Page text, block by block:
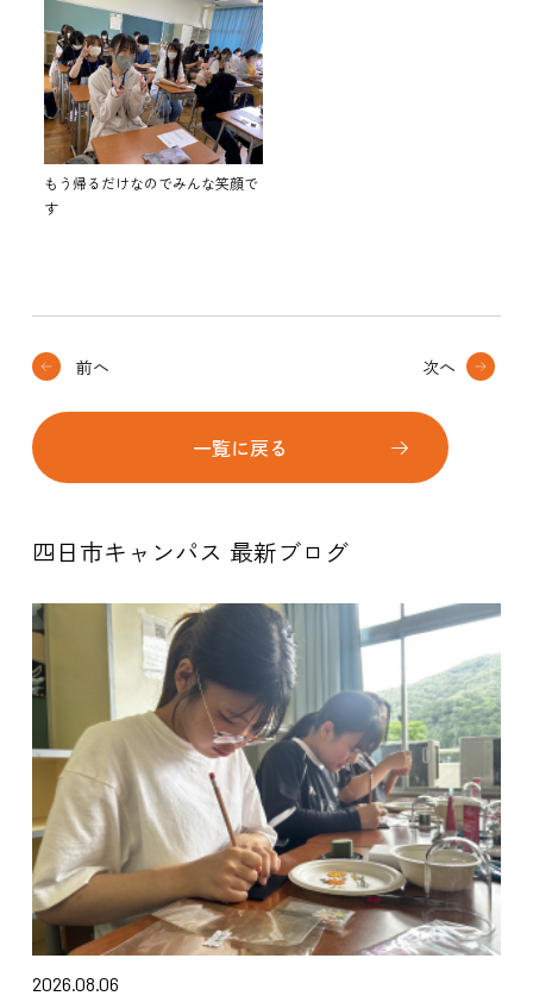
もう帰るだけなのでみんな笑顔で
す
前へ
一覧に戻る
次へ
四日市キャンパス 最新ブログ
2026.08.06